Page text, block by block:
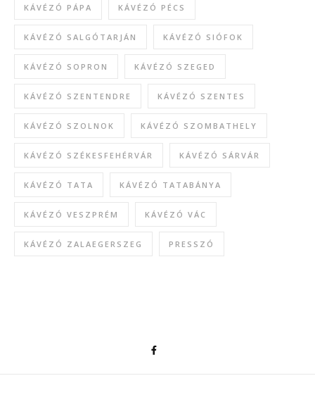
KÁVÉZÓ PÁPA KÁVÉZÓ PÉCS
KÁVÉZÓ SALGÓTARJÁN KÁVÉZÓ SIÓFOK
KÁVÉZÓ SOPRON KÁVÉZÓ SZEGED
KÁVÉZÓ SZENTENDRE KÁVÉZÓ SZENTES
KÁVÉZÓ SZOLNOK KÁVÉZÓ SZOMBATHELY
KÁVÉZÓ SZÉKESFEHÉRVÁR KÁVÉZÓ SÁRVÁR
KÁVÉZÓ TATA KÁVÉZÓ TATABÁNYA
KÁVÉZÓ VESZPRÉM KÁVÉZÓ VÁC
KÁVÉZÓ ZALAEGERSZEG PRESSZÓ